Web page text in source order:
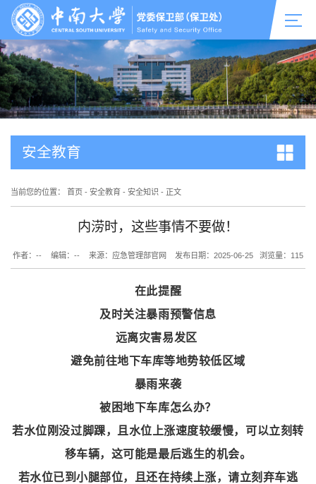
安全教育
当前您的位置： 首页 - 安全教育 - 安全知识 - 正文
内涝时，这些事情不要做！
作者：-- 编辑：-- 来源：应急管理部官网 发布日期：2025-06-25 浏览量： 115
在此提醒
及时关注暴雨预警信息
远离灾害易发区
避免前往地下车库等地势较低区域
暴雨来袭
被困地下车库怎么办？
若水位刚没过脚踝，且水位上涨速度较缓慢，可以立刻转
移车辆，这可能是最后逃生的机会。
若水位已到小腿部位，且还在持续上涨，请立刻弃车逃